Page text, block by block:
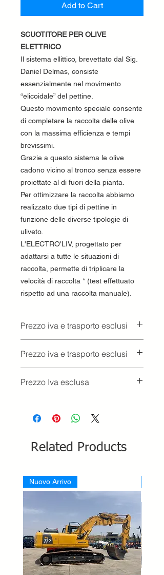
Add to Cart
SCUOTITORE PER OLIVE
ELETTRICO
Il sistema ellittico, brevettato dal Sig.
Daniel Delmas, consiste
essenzialmente nel movimento
“elicoidale” del pettine.
Questo movimento speciale consente
di completare la raccolta delle olive
con la massima efficienza e tempi
brevissimi.
Grazie a questo sistema le olive
cadono vicino al tronco senza essere
proiettate al di fuori della pianta.
Per ottimizzare la raccolta abbiamo
realizzato due tipi di pettine in
funzione delle diverse tipologie di
uliveto.
L'ELECTRO'LIV, progettato per
adattarsi a tutte le situazioni di
raccolta, permette di triplicare la
velocità di raccolta * (test effettuato
rispetto ad una raccolta manuale).
Prezzo iva e trasporto esclusi
Prezzo iva e trasporto esclusi
Prezzo Iva esclusa
Related Products
Nuovo Arrivo